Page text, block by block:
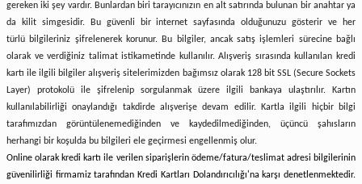
gereken iki şey vardır. Bunlardan biri tarayıcınızın en alt satırında bulunan bir anahtar ya
da kilit simgesidir. Bu güvenli bir internet sayfasında olduğunuzu gösterir ve her
türlü bilgileriniz şifrelenerek korunur. Bu bilgiler, ancak satış işlemleri sürecine bağlı
olarak ve verdiğiniz talimat istikametinde kullanılır. Alışveriş sırasında kullanılan kredi
kartı ile ilgili bilgiler alışveriş sitelerimizden bağımsız olarak 128 bit SSL (Secure Sockets
Layer) protokolü ile şifrelenip sorgulanmak üzere ilgili bankaya ulaştırılır. Kartın
kullanılabilirliği onaylandığı takdirde alışverişe devam edilir. Kartla ilgili hiçbir bilgi
tarafımızdan görüntülenemediğinden ve kaydedilmediğinden, üçüncü şahısların
herhangi bir koşulda bu bilgileri ele geçirmesi engellenmiş olur.
Online olarak kredi kartı ile verilen siparişlerin ödeme/fatura/teslimat adresi bilgilerinin
güvenilirliği firmamiz tarafından Kredi Kartları Dolandırıcılığı'na karşı denetlenmektedir.